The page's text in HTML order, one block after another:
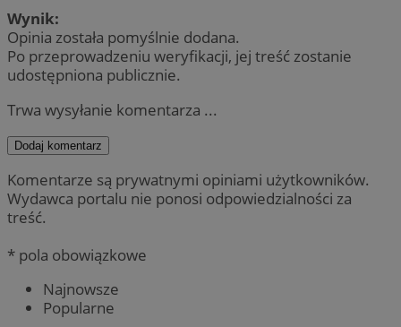
Wynik:
Opinia została pomyślnie dodana.
Po przeprowadzeniu weryfikacji, jej treść zostanie
udostępniona publicznie.
Trwa wysyłanie komentarza ...
Dodaj komentarz
Komentarze są prywatnymi opiniami użytkowników.
Wydawca portalu nie ponosi odpowiedzialności za
treść.
* pola obowiązkowe
Najnowsze
Popularne